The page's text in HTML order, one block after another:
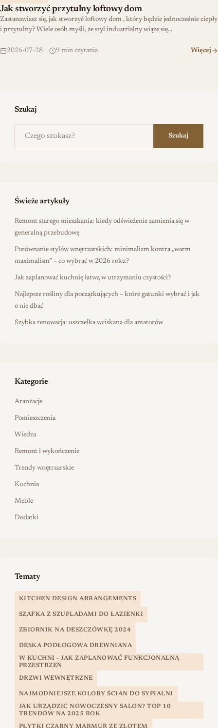
Jak stworzyć przytulny loftowy dom
Zastanawiasz się, jak stworzyć loftowy dom , który będzie jednocześnie ciepły
i przytulny? Wiele osób myśli, że styl industrialny wiąże się…
2026-07-28 9 min czytania Więcej
Szukaj
Szukaj
Świeże artykuły
Remont starego mieszkania: kiedy odświeżenie zamienia się w
generalną przebudowę
Porównanie stylów wnętrzarskich: minimalizm kontra „warm
maximalism” – co wybrać w 2026 roku?
Jak zaplanować kuchnię łatwą w utrzymaniu czystości?
Najlepsze rośliny dla początkujących – które gatunki wybrać i jak
o nie dbać
Szybka renowacja: uszczelka wciskana dla amatorów
Kategorie
Aranżacje
Pomieszczenia
Wiedza
Remont i wykończenie
Trendy wnętrzarskie
Kuchnia
Meble
Dodatki
Tematy
KITCHEN DESIGN ARRANGEMENTS
SZAFKA Z SZUFLADAMI DO ŁAZIENKI
ZBIORNIK NA DESZCZÓWKĘ 2024
DESKA PODŁOGOWA DREWNIANA
W KUCHNI - JAK ZAPLANOWAĆ FUNKCJONALNĄ
PRZESTRZEŃ
DRZWI WEWNĘTRZNE
NAJMODNIEJSZE KOLORY ŚCIAN DO SYPIALNI
JAK URZĄDZIĆ NOWOCZESNY SALON? TOP 10
TRENDÓW NA 2025 ROK
PŁYTKI CZARNY MARMUR ZE ZLOTEM